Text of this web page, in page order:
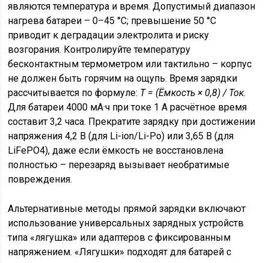
являются температура и время. Допустимый диапазон
нагрева батареи – 0–45 °C; превышение 50 °C
приводит к деградации электролита и риску
возгорания. Контролируйте температуру
бесконтактным термометром или тактильно – корпус
не должен быть горячим на ощупь. Время зарядки
рассчитывается по формуле: T = (Ёмкость × 0,8) / Ток.
Для батареи 4000 мА·ч при токе 1 А расчётное время
составит 3,2 часа. Прекратите зарядку при достижении
напряжения 4,2 В (для Li-ion/Li-Po) или 3,65 В (для
LiFePO4), даже если ёмкость не восстановлена
полностью – перезаряд вызывает необратимые
повреждения.
Альтернативные методы прямой зарядки включают
использование универсальных зарядных устройств
типа «лягушка» или адаптеров с фиксированным
напряжением. «Лягушки» подходят для батарей с